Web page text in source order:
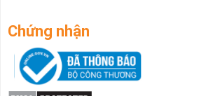
2. Sim Tứ Quý
♦Sim Tứ Quý là sim dễ nhớ dễ tạo ấn
quanh sim có dãy số trùng liền nhau tạo
huyền thoại vững chắc như 4 trụ cột linh
Chứng nhận